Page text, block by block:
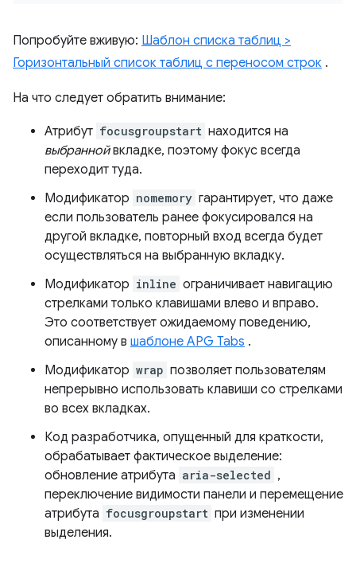
Попробуйте вживую: Шаблон списка таблиц >
Горизонтальный список таблиц с переносом строк .
На что следует обратить внимание:
Атрибут focusgroupstart находится на
выбраннойвкладке, поэтому фокус всегда
переходит туда.
Модификатор nomemory гарантирует, что даже
если пользователь ранее фокусировался на
другой вкладке, повторный вход всегда будет
осуществляться на выбранную вкладку.
Модификатор inline ограничивает навигацию
стрелками только клавишами влево и вправо.
Это соответствует ожидаемому поведению,
описанному в шаблоне APG Tabs .
Модификатор wrap позволяет пользователям
непрерывно использовать клавиши со стрелками
во всех вкладках.
Код разработчика, опущенный для краткости,
обрабатывает фактическое выделение:
обновление атрибута aria-selected ,
переключение видимости панели и перемещение
атрибута focusgroupstart при изменении
выделения.